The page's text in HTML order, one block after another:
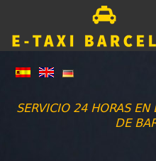
SERVICIO 24 HORAS
DE